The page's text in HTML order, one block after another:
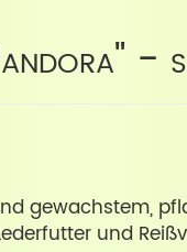
-
gewachstem,
und